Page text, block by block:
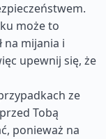
może to
na mijania i
upewnij się, że
ze
Tobą
ponieważ na